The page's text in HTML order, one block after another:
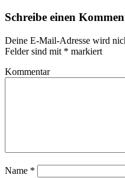
Schreibe einen
Deine E-Mail-Adresse wird
Felder sind mit * markiert
Kommentar
Name *